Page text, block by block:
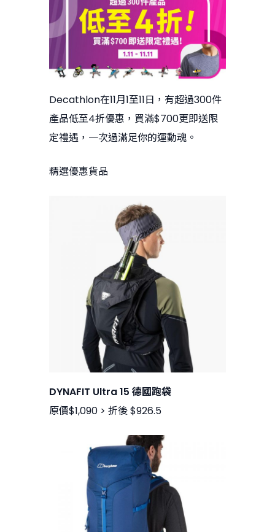
Decathlon在11月1至11日，有超過300件
產品低至4折優惠，買滿$700更即送限
定禮遇，一次過滿足你的運動魂。
精選優惠貨品
DYNAFIT Ultra 15 德國跑袋
原價$1,090 > 折後 $926.5